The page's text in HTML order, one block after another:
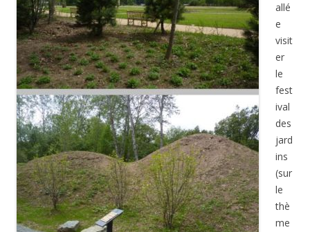
allé
e
visit
er
le
fest
ival
des
jard
ins
(sur
le
thè
me